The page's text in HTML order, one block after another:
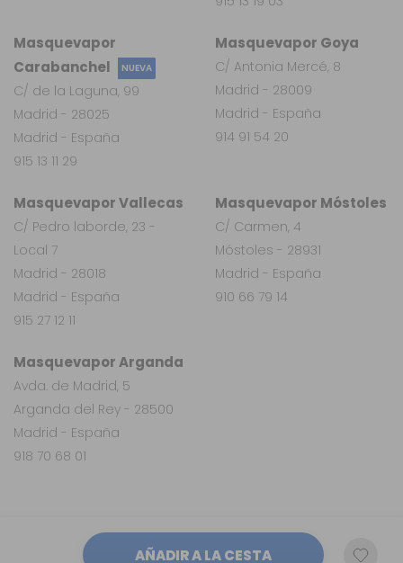
AÑADIR A LA CESTA
Masquevapor Arganda
Avda. de Madrid, 5
Arganda del Rey - 28500
Madrid - España
918 70 68 01
Masquevapor
Carabanchel
NUEVA
C/ de la Laguna, 99
Madrid - 28025
Madrid - España
915 13 11 29
Masquevapor Vallecas
C/ Pedro laborde, 23 -
Local 7
Madrid - 28018
Madrid - España
915 27 12 11
Masquevapor Móstoles
C/ Carmen, 4
Móstoles - 28931
Madrid - España
910 66 79 14
Masquevapor Goya
C/ Antonia Mercé, 8
Madrid - 28009
Madrid - España
914 91 54 20